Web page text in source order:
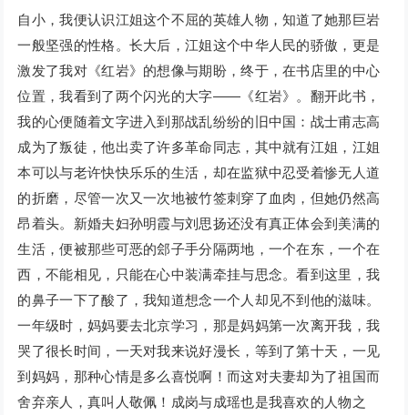
自小，我便认识江姐这个不屈的英雄人物，知道了她那巨岩
一般坚强的性格。长大后，江姐这个中华人民的骄傲，更是
激发了我对《红岩》的想像与期盼，终于，在书店里的中心
位置，我看到了两个闪光的大字——《红岩》。翻开此书，
我的心便随着文字进入到那战乱纷纷的旧中国：战士甫志高
成为了叛徒，他出卖了许多革命同志，其中就有江姐，江姐
本可以与老许快快乐乐的生活，却在监狱中忍受着惨无人道
的折磨，尽管一次又一次地被竹签刺穿了血肉，但她仍然高
昂着头。新婚夫妇孙明霞与刘思扬还没有真正体会到美满的
生活，便被那些可恶的郐子手分隔两地，一个在东，一个在
西，不能相见，只能在心中装满牵挂与思念。看到这里，我
的鼻子一下了酸了，我知道想念一个人却见不到他的滋味。
一年级时，妈妈要去北京学习，那是妈妈第一次离开我，我
哭了很长时间，一天对我来说好漫长，等到了第十天，一见
到妈妈，那种心情是多么喜悦啊！而这对夫妻却为了祖国而
舍弃亲人，真叫人敬佩！成岗与成瑶也是我喜欢的人物之